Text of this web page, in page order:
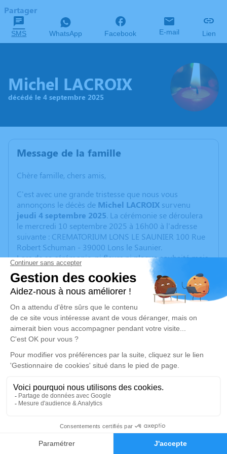
Faire-part Hommages
Partager
SMS WhatsApp Facebook E-mail Lien
Michel LACROIX
décédé le 4 septembre 2025
Message de la famille
Chère famille, chers amis,
C'est avec une grande tristesse que nous vous
annonçons le décès de Michel LACROIX survenu
jeudi 4 septembre 2025. La cérémonie se déroulera
le mercredi 10 septembre 2025 à 16h00 à l'adresse
suivante : CREMATORIUM LONS LE SAUNIER 100 Rue
Robert Schuman - 39000 Lons le Saunier.
Lors de sa cérémonie, ni fleurs ni plaque souhaité mais
des dons en faveur de la recherche contre le cancer.
Mais si le cœur vous en dit, vous pouvez tout de même
apporter une fleur à déposer sur son cercueil lors du
Aussi, Nous vous invitons à utiliser cet espace pour
laisser vos condoléances, partager des photos
souvenirs, une anecdote ou exprimer vos pensées à
travers des poèmes ou des textes. Cet endroit est un
lieu d'expression dédié à honorer la mémoire de
Un service de plantation d’arbre hommage est
disponible ici.
Je rends hommage